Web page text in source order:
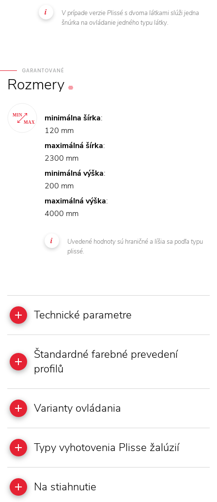
V prípade verzie Plissé s dvoma látkami slúži jedna
šnúrka na ovládanie jedného typu látky.
GARANTOVANÉ
Rozmery
minimálna šírka:
120 mm
maximálná šírka:
2300 mm
minimálná výška:
200 mm
maximálná výška:
4000 mm
Uvedené hodnoty sú hraničné a líšia sa podľa typu
plissé.
Technické parametre
Štandardné farebné prevedení
profilů
Varianty ovládania
Typy vyhotovenia Plisse žalúzií
Na stiahnutie